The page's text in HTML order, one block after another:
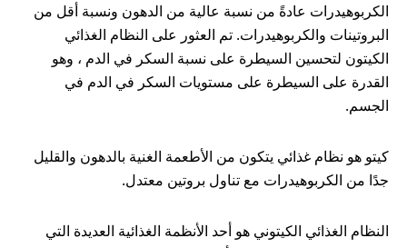
الكربوهيدرات عادةً من نسبة عالية من الدهون ونسبة أقل من
البروتينات والكربوهيدرات. تم العثور على النظام الغذائي
الكيتون لتحسين السيطرة على نسبة السكر في الدم ، وهو
القدرة على السيطرة على مستويات السكر في الدم في
الجسم.
كيتو هو نظام غذائي يتكون من الأطعمة الغنية بالدهون والقليل
جدًا من الكربوهيدرات مع تناول بروتين معتدل.
النظام الغذائي الكيتوني هو أحد الأنظمة الغذائية العديدة التي